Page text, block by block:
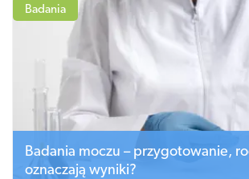
Badania
Badania moczu – przygotowanie,
oznaczają wyniki?